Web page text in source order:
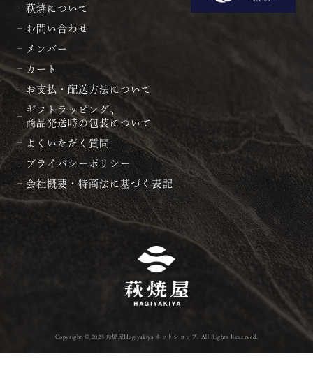
萩焼について
お問い合わせ
メンバー
カート
お支払・配送方法について
ギフトラッピング、
商品発送時の包装について
よくいただく質問
プライバシーポリシー
会社概要・特商法に基づく表記
Copyright © 2025 萩焼屋Hagiyakiya ネットショップ. All Rights Reserved.